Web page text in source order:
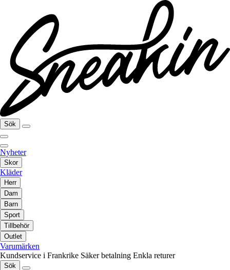
Sök
Nyheter
Skor
Kläder
Herr
Dam
Barn
Sport
Tillbehör
Outlet
Varumärken
Kundservice i Frankrike Säker betalning Enkla returer
Sök